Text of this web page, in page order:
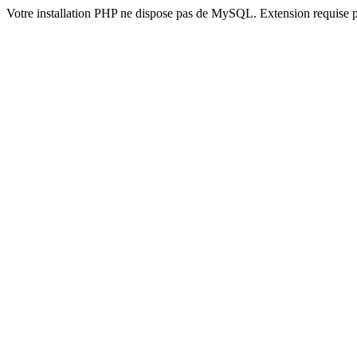
Votre installation PHP ne dispose pas de MySQL. Extension requise